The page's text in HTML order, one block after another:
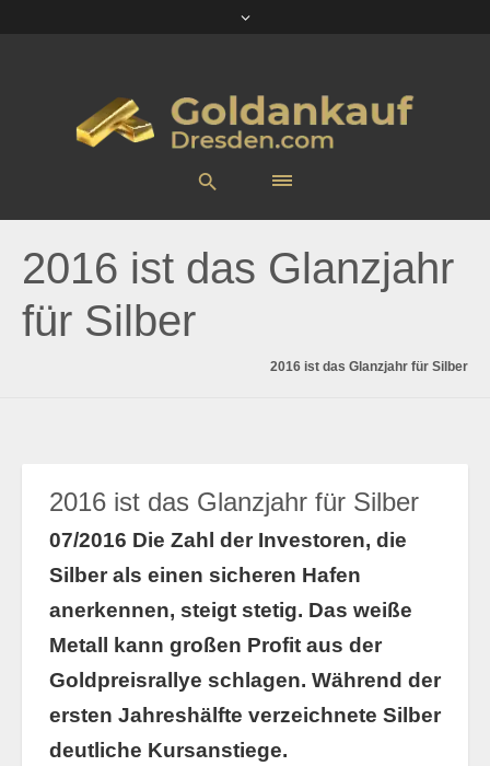
2016 ist das Glanzjahr
für Silber
2016 ist das Glanzjahr für Silber
2016 ist das Glanzjahr für Silber
07/2016 Die Zahl der Investoren, die
Silber als einen sicheren Hafen
anerkennen, steigt stetig. Das weiße
Metall kann großen Profit aus der
Goldpreisrallye schlagen. Während der
ersten Jahreshälfte verzeichnete Silber
deutliche Kursanstiege.